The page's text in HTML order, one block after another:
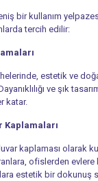
bir kullanım
tercih edilir:
estetik ve
ve şık
katar.
Kaplamaları
kaplaması olarak
ofislerden
estetik bir dokunuş